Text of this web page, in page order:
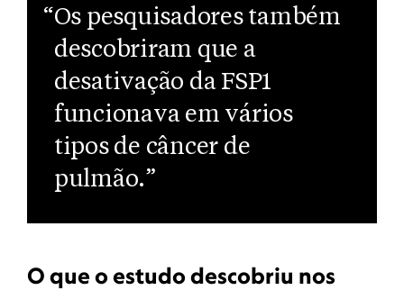
“Os pesquisadores também
descobriram que a
desativação da FSP1
funcionava em vários
tipos de câncer de
pulmão.”
O que o estudo descobriu nos